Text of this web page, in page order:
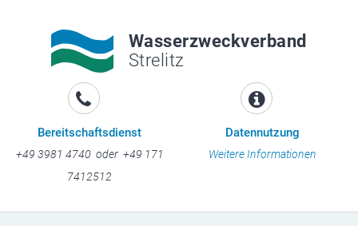
Wasserzweckverband
Strelitz
Bereitschaftsdienst
+49 3981 4740 oder +49 171
7412512
Datennutzung
Weitere Informationen